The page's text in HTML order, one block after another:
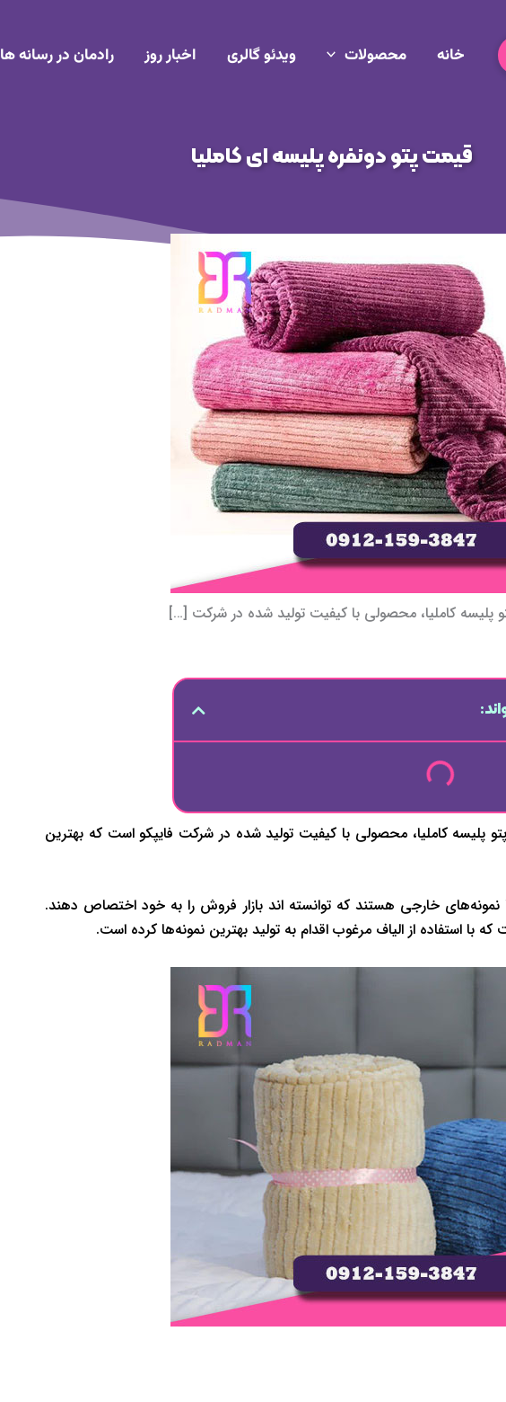
خانه محصولات ویدئو گالری اخبار روز رادمان در رسانه ها
قیمت پتو دونفره پلیسه ای کاملیا
پلیسه کاملیا، محصولی با کیفیت تولید شده در شرکت […]
پلیسه کاملیا، محصولی با کیفیت تولید شده در شرکت فایپکو است که بهترین
نمونه‌های خارجی هستند که توانسته اند بازار فروش را به خود اختصاص دهند.
با استفاده از الیاف مرغوب اقدام به تولید بهترین نمونه‌ها کرده است.